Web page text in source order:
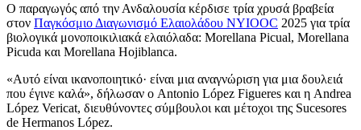
Ο παραγωγός από την Ανδαλουσία κέρδισε τρία χρυσά βραβεία
στον Παγκόσμιο Διαγωνισμό Ελαιολάδου NYIOOC 2025 για τρία
βιολογικά μονοποικιλιακά ελαιόλαδα: Morellana Picual, Morellana
Picuda και Morellana Hojiblanca.
«Αυτό είναι ικανοποιητικό· είναι μια αναγνώριση για μια δουλειά
που έγινε καλά», δήλωσαν ο Antonio López Figueres και η Andrea
López Vericat, διευθύνοντες σύμβουλοι και μέτοχοι της Sucesores
de Hermanos López.